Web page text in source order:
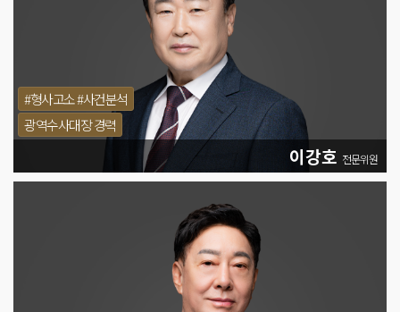
#형사고소 #사건분석
광역수사대장 경력
이강호 전문위원